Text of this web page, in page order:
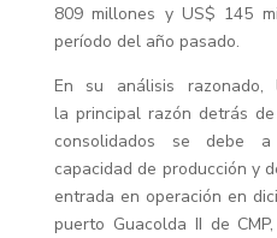
809 millones y US$ 145
período del año pasado.
En su análisis razonado,
la principal razón detrás
consolidados se debe
capacidad de producción y
entrada en operación en
puerto Guacolda II de